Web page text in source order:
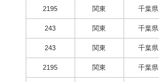
2195 関東 千葉県
243 関東 千葉県
243 関東 千葉県
2195 関東 千葉県